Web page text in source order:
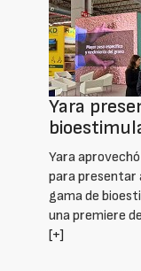
Yara
Yara
para presentar
gama de
una premiere
[+]